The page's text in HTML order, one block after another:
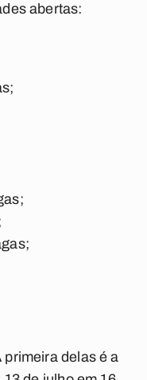
abertas:
primeira delas é a